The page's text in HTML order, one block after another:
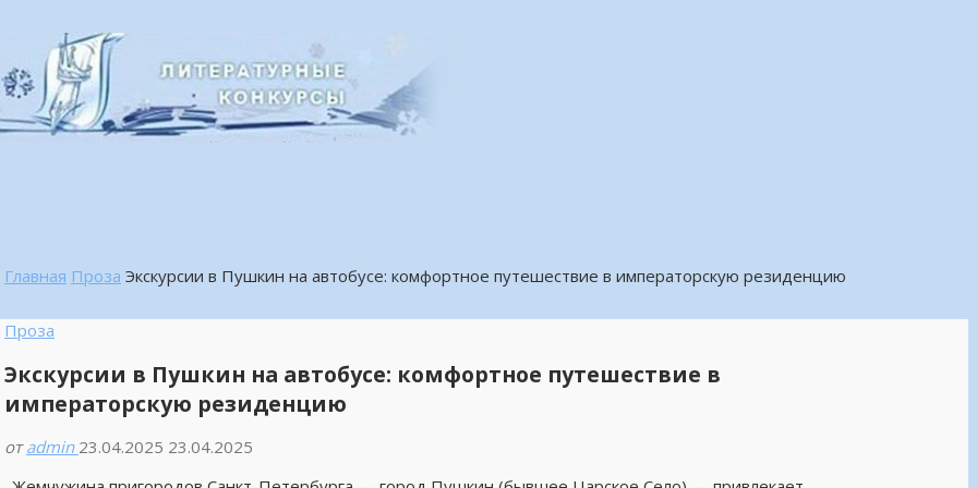
Главная Проза Экскурсии в Пушкин на автобусе: комфортное путешествие в императорскую резиденцию
Проза
Экскурсии в Пушкин на автобусе: комфортное путешествие в
императорскую резиденцию
от admin 23.04.2025 23.04.2025